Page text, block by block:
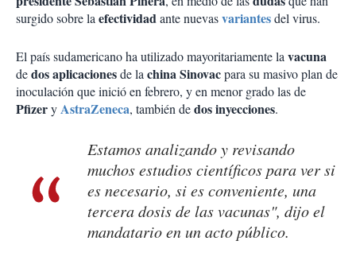
surgido sobre la efectividadante nuevasvariantesdel virus.
El país sudamericano ha utilizado mayoritariamente la vacuna
dedos aplicacionesde la china Sinovacpara su masivo plan de
inoculación que inició en febrero, y en menor grado las de
PfizeryAstraZeneca, también dedos inyecciones.
Estamos analizando y revisando
muchos estudios científicos para ver si
es necesario, si es conveniente, una
tercera dosis de las vacunas", dijo el
mandatario en un acto público.